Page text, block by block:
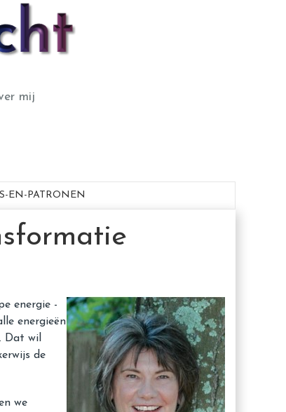
mij
EN-PATRONEN
energie -
energieën
Dat wil
de
we